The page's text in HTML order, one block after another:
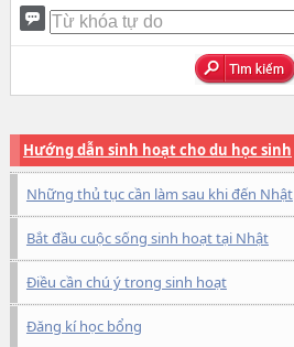
Hướng dẫn sinh hoạt cho du học sinh
Những thủ tục cần làm sau khi đến Nhật
Bắt đầu cuộc sống sinh hoạt tại Nhật
Điều cần chú ý trong sinh hoạt
Đăng kí học bổng